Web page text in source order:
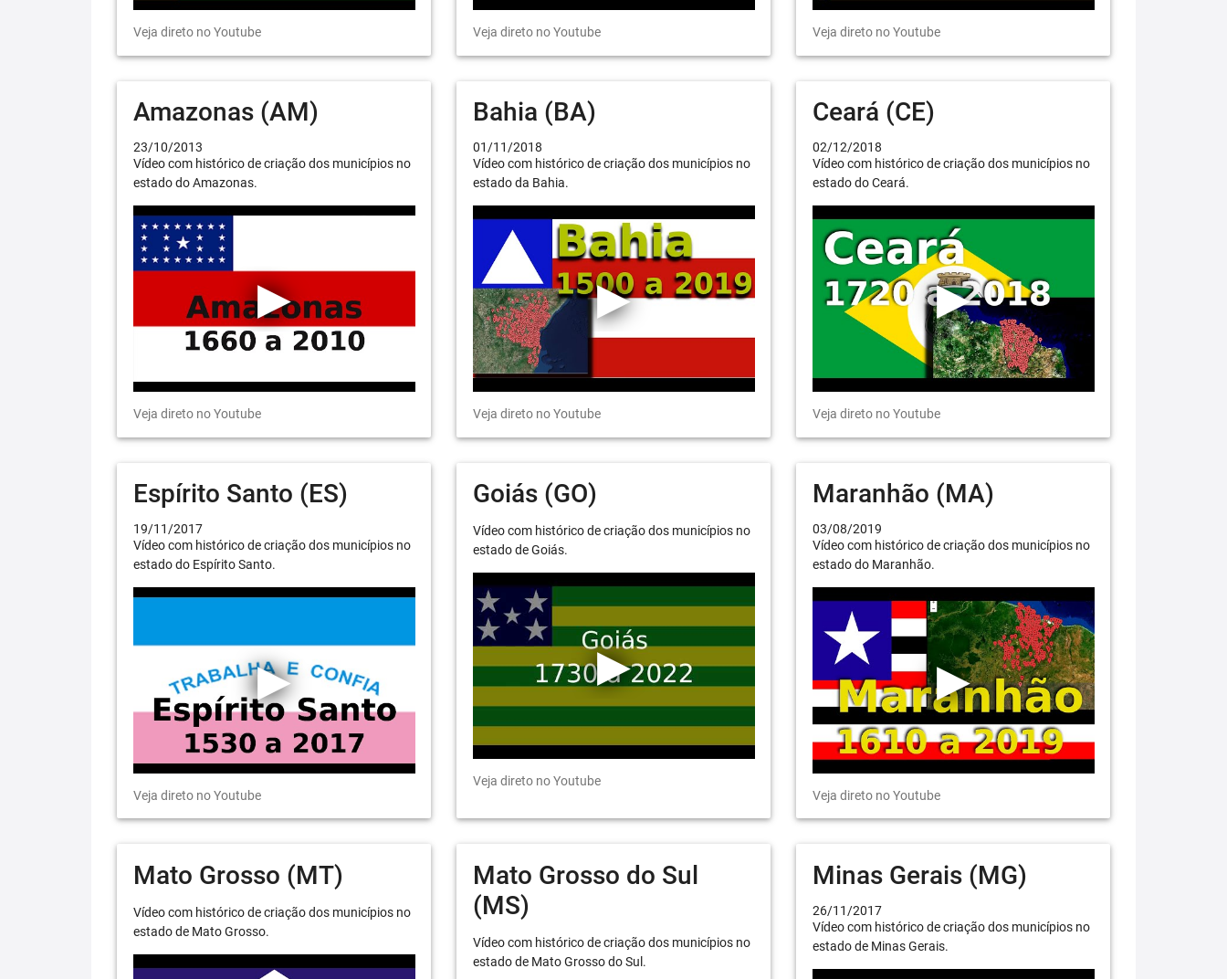
Veja direto no Youtube Veja direto no Youtube Veja direto no Youtube
Amazonas (AM)
23/10/2013
Vídeo com histórico de criação dos municípios no
estado do Amazonas.
Veja direto no Youtube
Bahia (BA)
01/11/2018
Vídeo com histórico de criação dos municípios no
estado da Bahia.
Veja direto no Youtube
Ceará (CE)
02/12/2018
Vídeo com histórico de criação dos municípios no
estado do Ceará.
Veja direto no Youtube
Espírito Santo (ES)
19/11/2017
Vídeo com histórico de criação dos municípios no
estado do Espírito Santo.
Veja direto no Youtube
Goiás (GO)
Vídeo com histórico de criação dos municípios no
estado de Goiás.
Veja direto no Youtube
Maranhão (MA)
03/08/2019
Vídeo com histórico de criação dos municípios no
estado do Maranhão.
Veja direto no Youtube
Mato Grosso (MT)
Vídeo com histórico de criação dos municípios no
estado de Mato Grosso.
Mato Grosso do Sul
(MS)
Vídeo com histórico de criação dos municípios no
estado de Mato Grosso do Sul.
Minas Gerais (MG)
26/11/2017
Vídeo com histórico de criação dos municípios no
estado de Minas Gerais.